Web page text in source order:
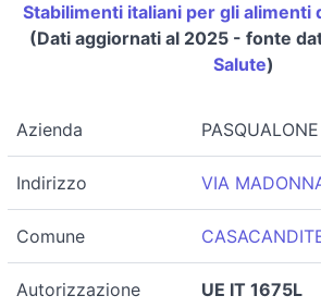
Stabilimenti italiani per gli alimenti
(Dati aggiornati al 2025 - fonte
Salute)
Azienda
Indirizzo VIA
Comune
Autorizzazione UE IT 1675L